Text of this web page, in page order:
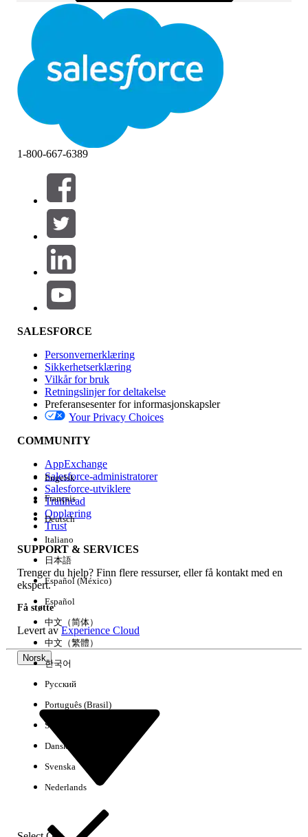
Filtre (0)
VELG FILTRE
Produktområde
Funksjonsinnvirkning
Utgave
Erfaring
Fjern alle Utført
Kontroller stavemåten i søkeordene.
1-800-667-6389
SALESFORCE
Personvernerklæring
Sikkerhetserklæring
Vilkår for bruk
Retningslinjer for deltakelse
Preferansesenter for informasjonskapsler
Your Privacy Choices
COMMUNITY
AppExchange
Salesforce-administratorer
Salesforce-utviklere
Trailhead
Opplæring
Trust
SUPPORT & SERVICES
Trenger du hjelp? Finn flere ressurser, eller få kontakt med en
ekspert.
Få støtte
Levert avExperience Cloud
Norsk
Engelsk
Français
Deutsch
Italiano
日本語
Español (México)
Español
中文（简体）
中文（繁體）
한국어
Русский
Português (Brasil)
Suomi
Dansk
Svenska
Nederlands